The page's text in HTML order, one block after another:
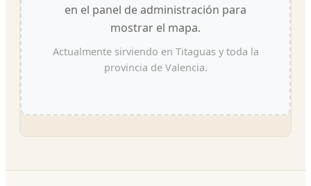
en el panel de administración para
mostrar el mapa.
Actualmente sirviendo en Titaguas y toda la
provincia de Valencia.